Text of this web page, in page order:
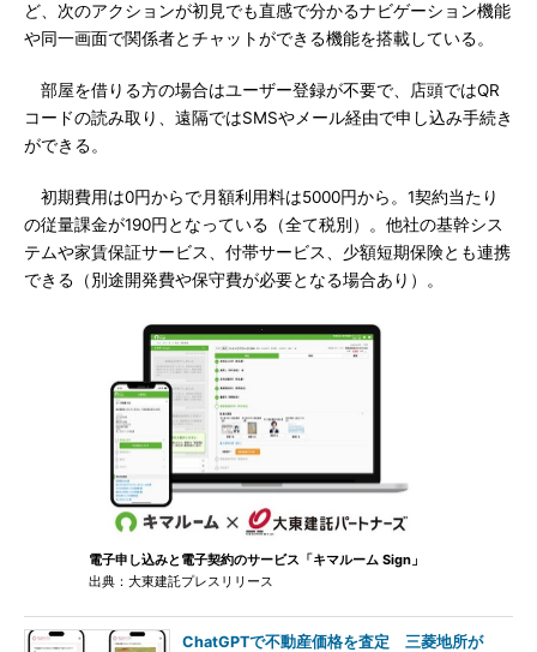
ど、次のアクションが初見でも直感で分かるナビゲーション機能
や同一画面で関係者とチャットができる機能を搭載している。
部屋を借りる方の場合はユーザー登録が不要で、店頭ではQR
コードの読み取り、遠隔ではSMSやメール経由で申し込み手続き
ができる。
初期費用は0円からで月額利用料は5000円から。1契約当たり
の従量課金が190円となっている（全て税別）。他社の基幹シス
テムや家賃保証サービス、付帯サービス、少額短期保険とも連携
できる（別途開発費や保守費が必要となる場合あり）。
電子申し込みと電子契約のサービス「キマルーム Sign」
出典：大東建託プレスリリース
ChatGPTで不動産価格を査定 三菱地所が